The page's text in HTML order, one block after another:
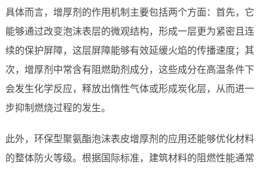
具体而言，增厚剂的作用机制主要包括两个方面：首先，它
能够通过改变泡沫表层的微观结构，形成一层更为紧密且连
续的保护屏障，这层屏障能够有效延缓火焰的传播速度；其
次，增厚剂中常含有阻燃助剂成分，这些成分在高温条件下
会发生化学反应，释放出惰性气体或形成炭化层，从而进一
步抑制燃烧过程的发生。
此外，环保型聚氨酯泡沫表皮增厚剂的应用还能够优化材料
的整体防火等级。根据国际标准，建筑材料的阻燃性能通常